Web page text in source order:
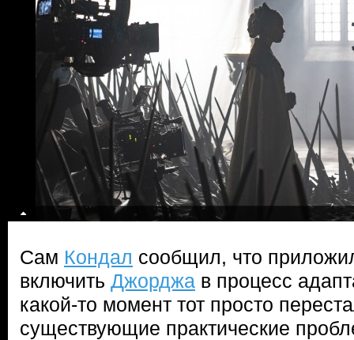
Сам Кондал сообщил, что
включить Джорджа в процесс
какой-то момент тот просто
существующие практические